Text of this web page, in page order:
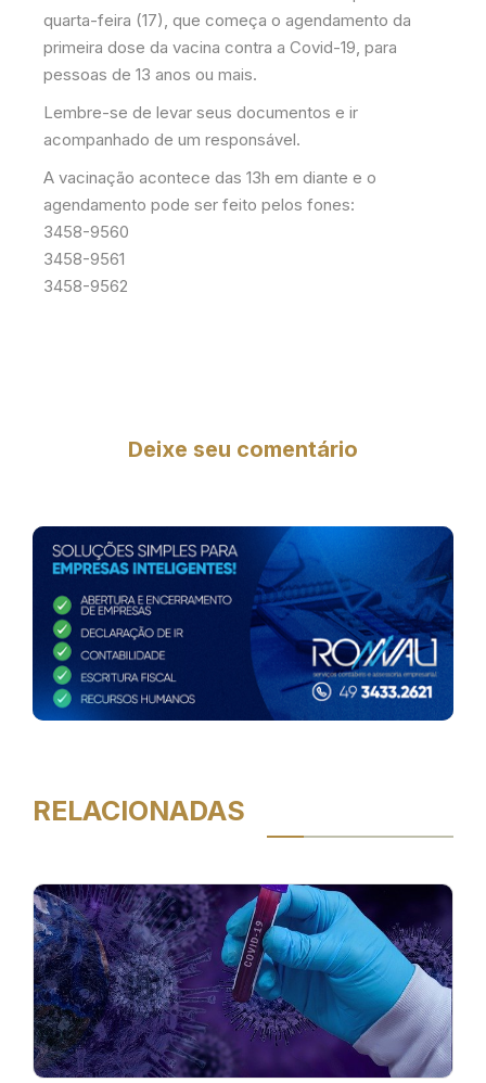
quarta-feira (17), que começa o agendamento da
primeira dose da vacina contra a Covid-19, para
pessoas de 13 anos ou mais.
Lembre-se de levar seus documentos e ir
acompanhado de um responsável.
A vacinação acontece das 13h em diante e o
agendamento pode ser feito pelos fones:
3458-9560
3458-9561
3458-9562
Deixe seu comentário
RELACIONADAS